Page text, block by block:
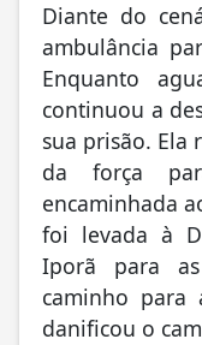
Diante do
ambulância
Enquanto
continuou a
sua prisão. Ela
da força
encaminhada
foi levada à
Iporã para
caminho para
danificou o